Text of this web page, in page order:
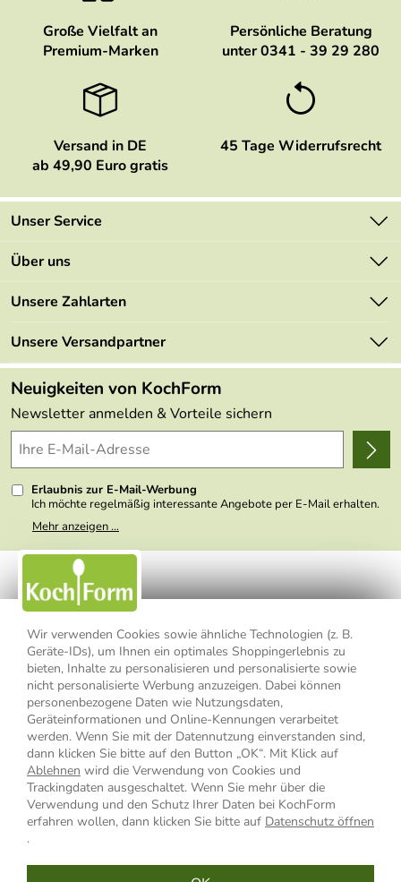
Wir verwenden Cookies sowie ähnliche Technologien (z. B.
Geräte-IDs), um Ihnen ein optimales Shoppingerlebnis zu
bieten, Inhalte zu personalisieren und personalisierte sowie
nicht personalisierte Werbung anzuzeigen. Dabei können
personenbezogene Daten wie Nutzungsdaten,
Geräteinformationen und Online-Kennungen verarbeitet
werden. Wenn Sie mit der Datennutzung einverstanden sind,
dann klicken Sie bitte auf den Button „OK“. Mit Klick auf
Ablehnen wird die Verwendung von Cookies und
Trackingdaten ausgeschaltet. Wenn Sie mehr über die
Verwendung und den Schutz Ihrer Daten bei KochForm
erfahren wollen, dann klicken Sie bitte auf Datenschutz öffnen
.
Große Vielfalt an
Premium-Marken
Persönliche Beratung
unter 0341 - 39 29 280
Versand in DE
ab 49,90 Euro gratis
45 Tage Widerrufsrecht
Unser Service
Kontakt
Mehrwertsteuerfrei
Retourenportal
FAQs
Lieferbedingungen
Delivery Terms
Kundenlogin
Über uns
Marken
Angebote
Made in Germany
Themen
Wir über uns
Presse
Unsere Zahlarten
Unsere Versandpartner
Neuigkeiten von KochForm
Newsletter anmelden & Vorteile sichern
Erlaubnis zur E-Mail-Werbung
Ich möchte regelmäßig interessante Angebote per E-Mail erhalten.
Meine E-Mail-Adresse wird nicht an andere Unternehmen
weitergegeben. Zu statistischen Zwecken wird in anonymer Form
nicht erkennbar, welche konkrete Person geklickt hat. Diese
Einwilligung zur Nutzung meiner E-Mail- Adresse für Werbezwecke
kann ich jederzeit mit Wirkung für die Zukunft widerrufen, indem ich
den Link "Abmelden" am Ende des Newsletters anklicke oder die
Option Newsletter im Mitgliederbereich deaktiviere. Die
Mehr anzeigen ...
Impressum Datenschutzerklärung
AGB
Widerrufsbelehrung
Widerrufsformular
Vertrag widerrufen
* Alle Preisangaben inkl. MwSt., bis 49,90 € Bestellwert zzgl.
Versandkosten, ab 49,90 € Bestellwert inkl.Versandkosteninnerhalb